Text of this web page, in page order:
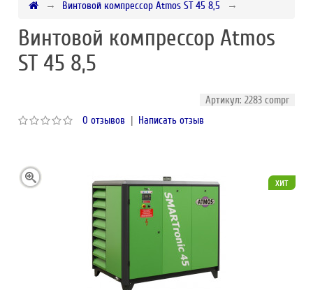
Винтовой компрессор Atmos ST 45 8,5
Винтовой компрессор Atmos
ST 45 8,5
Артикул: 2283 compr
0 отзывов | Написать отзыв
хит